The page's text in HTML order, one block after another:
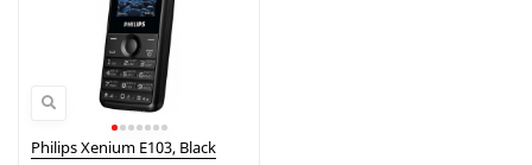
Philips Xenium E103, Black